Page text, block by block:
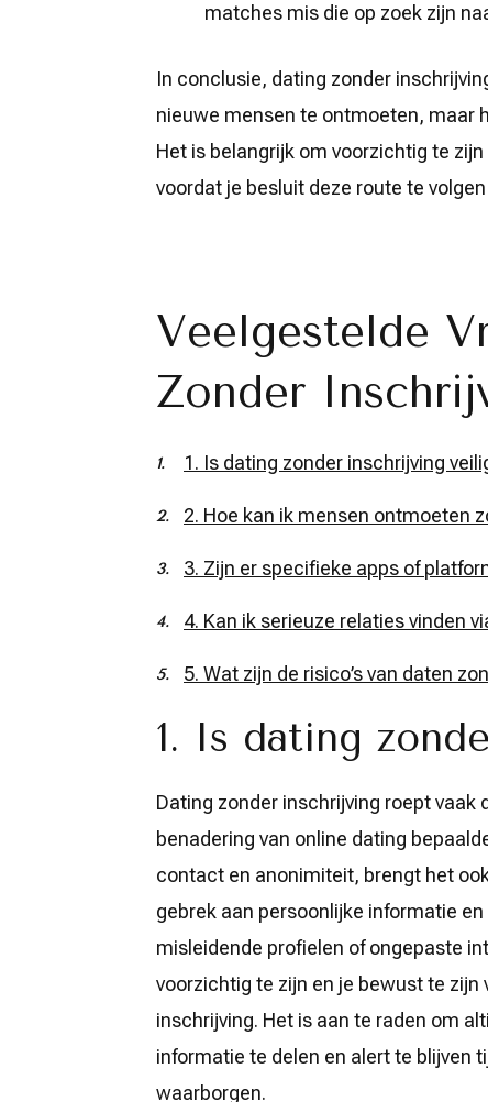
matches mis die op zoek zijn
In conclusie, dating zonder
nieuwe mensen te ontmoeten, maar
Het is belangrijk om voorzichtig te
voordat je besluit deze route te
Veelgestelde
Zonder
1. Is dating zonder inschrijving
2. Hoe kan ik mensen ontmoeten
3. Zijn er specifieke apps of
4. Kan ik serieuze relaties vinden
5. Wat zijn de risico’s van daten
1. Is dating
Dating zonder inschrijving roept vaak
benadering van online dating
contact en anonimiteit, brengt het
gebrek aan persoonlijke informatie
misleidende profielen of ongepaste
voorzichtig te zijn en je bewust te
inschrijving. Het is aan te raden om
informatie te delen en alert te blijven
waarborgen.